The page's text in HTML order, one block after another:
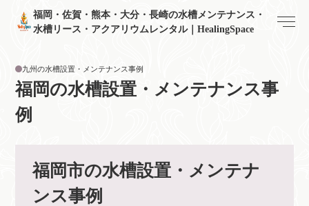
福岡・佐賀・熊本・大分・長崎の水槽メンテナンス・
水槽リース・アクアリウムレンタル｜HealingSpace
福岡の水槽設置・メンテナンス事
例
九州の水槽設置・メンテナンス事例
福岡市の水槽設置・メンテナ
ンス事例